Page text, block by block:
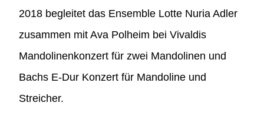
2018 begleitet das Ensemble Lotte Nuria Adler
zusammen mit Ava Polheim bei Vivaldis
Mandolinenkonzert für zwei Mandolinen und
Bachs E-Dur Konzert für Mandoline und
Streicher.